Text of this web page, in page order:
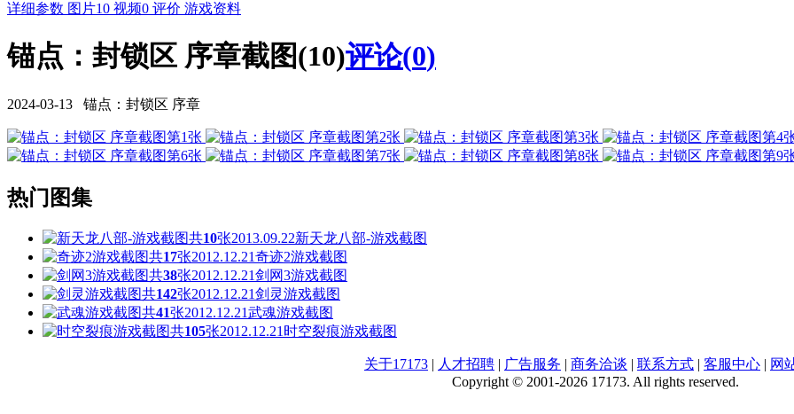
详细参数 图片10 视频0 评价 游戏资料
锚点：封锁区 序章截图(10)评论(0)
2024-03-13 锚点：封锁区 序章
热门图集
共10张2013.09.22新天龙八部-游戏截图
共17张2012.12.21奇迹2游戏截图
共38张2012.12.21剑网3游戏截图
共142张2012.12.21剑灵游戏截图
共41张2012.12.21武魂游戏截图
共105张2012.12.21 时空裂痕游戏截图
关于17173 | 人才招聘 | 广告服务 | 商务洽谈 | 联系方式 | 客服中心 | 网
Copyright © 2001-2026 17173. All rights reserved.